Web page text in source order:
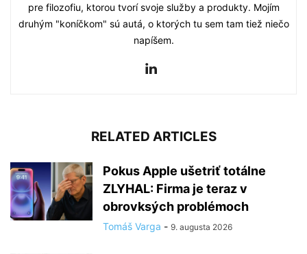
pre filozofiu, ktorou tvorí svoje služby a produkty. Mojím
druhým "koníčkom" sú autá, o ktorých tu sem tam tiež niečo
napíšem.
RELATED ARTICLES
Pokus Apple ušetriť totálne
ZLYHAL: Firma je teraz v
obrovksých problémoch
Tomáš Varga - 9. augusta 2026